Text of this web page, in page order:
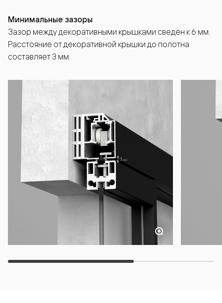
Минимальные зазоры
Зазор между декоративными крышками сведён к 6 мм.
Расстояние от декоративной крышки до полотна
составляет 3 мм.